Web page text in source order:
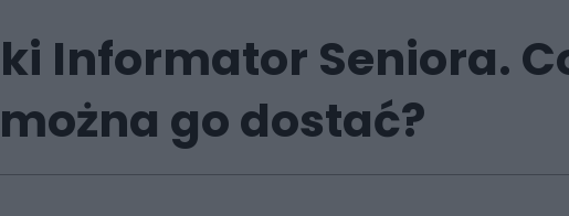
Informator Seniora.
go dostać?